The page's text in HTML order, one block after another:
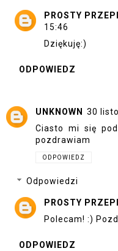
PROSTY
15:46
Dziękuję:)
ODPOWIEDZ
UNKNOWN
30
Ciasto mi się
pozdrawiam
ODPOWIEDZ
Odpowiedzi
PROSTY
Polecam! :)
ODPOWIEDZ